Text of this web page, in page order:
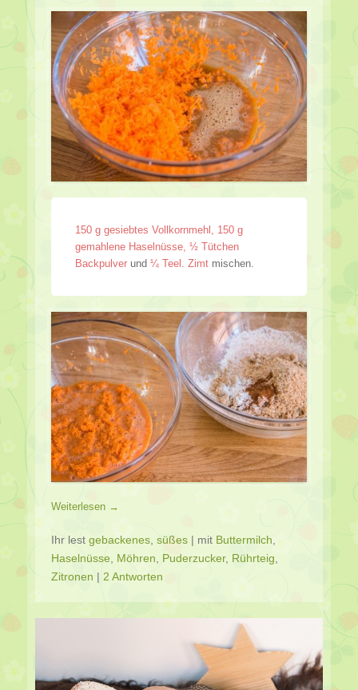
150 g gesiebtes Vollkornmehl, 150 g
gemahlene Haselnüsse, ½ Tütchen
Backpulver und ¼ Teel. Zimt mischen.
Weiterlesen →
Ihr lest gebackenes süßes | mit Buttermilch
Haselnüsse
Möhren Puderzucker, Rührteig
Zitronen | 2 Antworten